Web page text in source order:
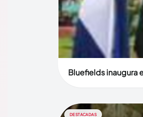
Bluefields inaugura
DESTACADAS